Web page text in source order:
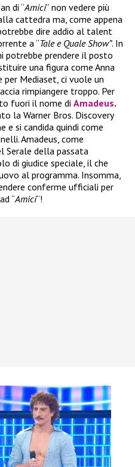
di “Amici” non vedere più
cattedra ma, come appena
dire addio al talent
a “Tale e Quale Show”. In
potrebbe prendere il posto
una figura come Anna
Mediaset, ci vuole un
rimpiangere troppo. Per
fuori il nome di Amadeus.
la Warner Bros. Discovery
e si candida quindi come
Amadeus, come
Serale della passata
di giudice speciale, il che
al programma. Insomma,
conferme ufficiali per
“Amici“!